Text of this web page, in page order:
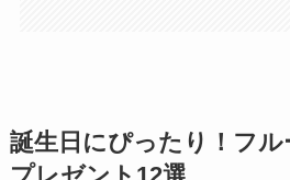
誕生日にぴったり！フル